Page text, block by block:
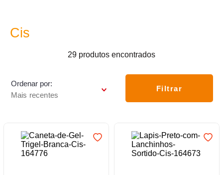
Cis
29 produtos
Ordenar por
Mais recentes
Filtrar